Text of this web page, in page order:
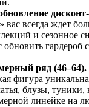
вас всегда ждет
и сезонное
гардероб
ряд (46–64).
фигура
блузы,
линейке на